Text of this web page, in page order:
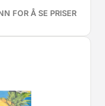
FOR Å SE PRISER